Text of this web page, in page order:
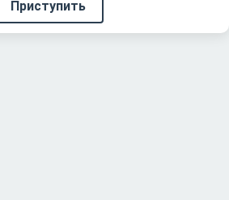
Приступить